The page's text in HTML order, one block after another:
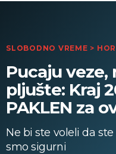
SLOBODNO VREME >
Pucaju veze,
pljušte: Kraj
PAKLEN za
Ne bi ste voleli da
smo sigurni